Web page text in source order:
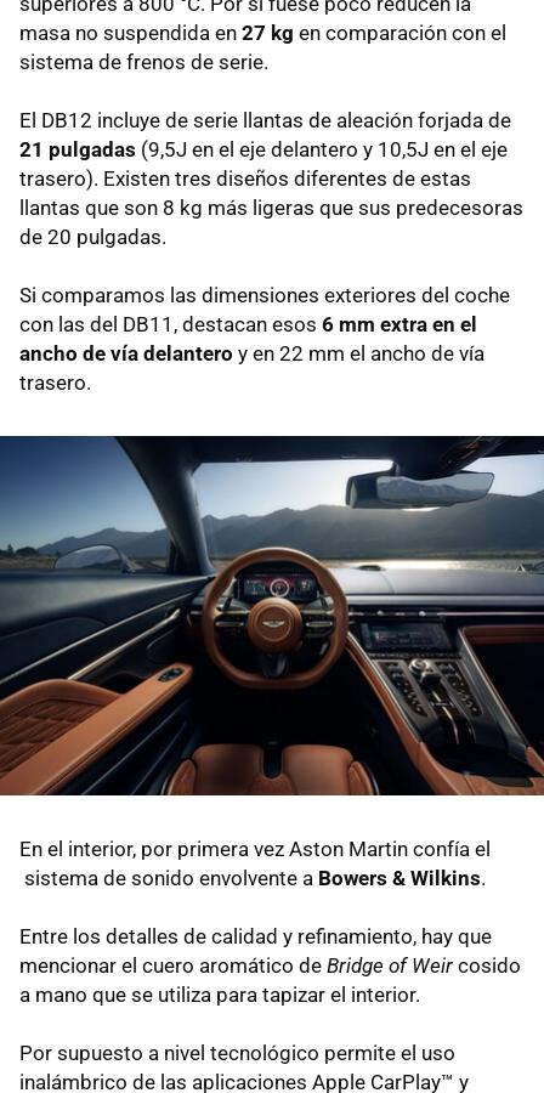
masa no suspendida en 27 kg en comparación con el
sistema de frenos de serie.
El DB12 incluye de serie llantas de aleación forjada de
21 pulgadas (9,5J en el eje delantero y 10,5J en el eje
trasero). Existen tres diseños diferentes de estas
llantas que son 8 kg más ligeras que sus predecesoras
de 20 pulgadas.
Si comparamos las dimensiones exteriores del coche
con las del DB11, destacan esos 6 mm extra en el
ancho de vía delantero y en 22 mm el ancho de vía
trasero.
En el interior, por primera vez Aston Martin confía el
sistema de sonido envolvente a Bowers & Wilkins.
Entre los detalles de calidad y refinamiento, hay que
mencionar el cuero aromático de Bridge of Weir cosido
a mano que se utiliza para tapizar el interior.
Por supuesto a nivel tecnológico permite el uso
inalámbrico de las aplicaciones Apple CarPlay™ y